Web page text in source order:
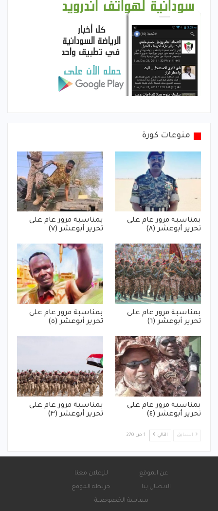
منوعات كورة
بمناسبة مرور عام على
تحرير أبوعشر (٨)
بمناسبة مرور عام على
تحرير أبوعشر (٧)
بمناسبة مرور عام على
تحرير أبوعشر (٦)
بمناسبة مرور عام على
تحرير أبوعشر (٥)
بمناسبة مرور عام على
تحرير أبوعشر (٤)
بمناسبة مرور عام على
تحرير أبوعشر (٣)
السابق التالي 1 من 270
عن الموقع
للإعلان معنا
الاتصال بنا
خريطة الموقع
سياسة الخصوصية